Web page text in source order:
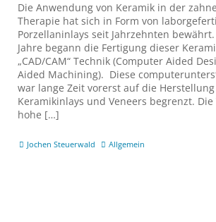
Die Anwendung von Keramik in der
Therapie hat sich in Form von
Porzellaninlays seit Jahrzehnten
Jahre begann die Fertigung dieser
„CAD/CAM“ Technik (Computer Aided
Aided Machining). Diese
war lange Zeit vorerst auf die Herstellung
Keramikinlays und Veneers begrenzt. Die
hohe […]
Jochen Steuerwald Allgemein